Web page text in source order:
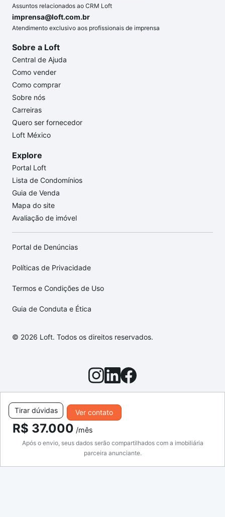
Ver contato
Tirar dúvidas
R$ 37.000 /mês
Após o envio, seus dados serão compartilhados com a imobiliária
parceira anunciante.
Assuntos relacionados ao CRM Loft
imprensa@loft.com.br
Atendimento exclusivo aos profissionais de imprensa
Sobre a Loft
Central de Ajuda
Como vender
Como comprar
Sobre nós
Carreiras
Quero ser fornecedor
Loft México
Explore
Portal Loft
Lista de Condomínios
Guia de Venda
Mapa do site
Avaliação de imóvel
Portal de Denúncias
Políticas de Privacidade
Termos e Condições de Uso
Guia de Conduta e Ética
© 2026 Loft. Todos os direitos reservados.